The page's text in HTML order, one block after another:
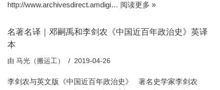
http://www.archivesdirect.amdigi… 阅读更多 »
名著名译｜邓嗣禹和李剑农《中国近百年政治史》英译
本
由 马光（搬运工） 2019-04-26
李剑农与英文版《中国近百年政治史》 著名史学家李剑农